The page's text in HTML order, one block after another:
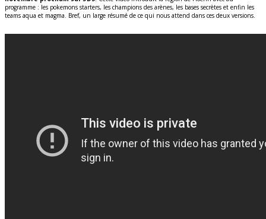
programme : les pokemons starters, les champions des arènes, les bases secrètes et enfin les
teams aqua et magma. Bref, un large résumé de ce qui nous attend dans ces deux versions.